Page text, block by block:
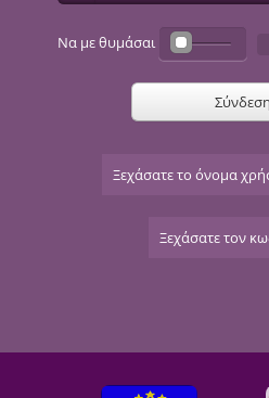
Να με θυμάσαι
Σύνδεση
Ξεχάσατε το όνομα
Ξεχάσατε τον